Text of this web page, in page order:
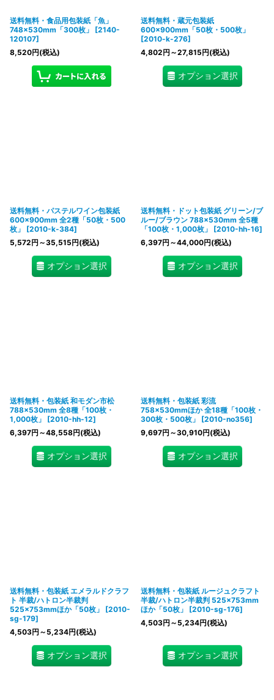
送料無料・食品用包装紙「魚」
748×530mm「300枚」
[2140-
120107]
8,520円(税込)
送料無料・蔵元包装紙
600×900mm「50枚・500枚」
[2010-k-276]
4,802円 ～27,815円(税込)
オプション選択
送料無料・パステルワイン包装紙
600×900mm 全2種「50枚・500
枚」
[2010-k-384]
5,572円 ～35,515円(税込)
オプション選択
送料無料・ドット包装紙 グリーン/ブ
ルー/ブラウン 788×530mm 全5種
「100枚・1,000枚」
[2010-hh-16]
6,397円 ～44,000円(税込)
オプション選択
送料無料・包装紙 和モダン市松
788×530mm 全8種「100枚・
1,000枚」
[2010-hh-12]
6,397円 ～48,558円(税込)
オプション選択
送料無料・包装紙 彩流
758×530mmほか 全18種「100枚・
300枚・500枚」
[2010-no356]
9,697円 ～30,910円(税込)
オプション選択
送料無料・包装紙 エメラルドクラフ
ト 半裁/ハトロン半裁判
525×753mmほか「50枚」
[2010-
sg-179]
4,503円 ～5,234円(税込)
オプション選択
送料無料・包装紙 ルージュクラフト
半裁/ハトロン半裁判 525×753mm
ほか「50枚」
[2010-sg-176]
4,503円 ～5,234円(税込)
オプション選択